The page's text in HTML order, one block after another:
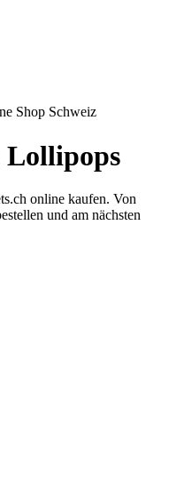
Shop Schweiz
online kaufen. Von
und am nächsten